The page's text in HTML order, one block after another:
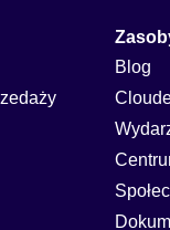
Blog